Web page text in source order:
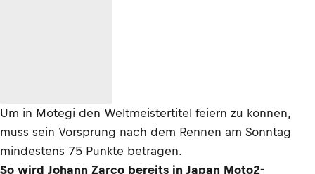
Um in Motegi den Weltmeistertitel feiern zu können,
muss sein Vorsprung nach dem Rennen am Sonntag
mindestens 75 Punkte betragen.
So wird Johann Zarco bereits in Japan Moto2-